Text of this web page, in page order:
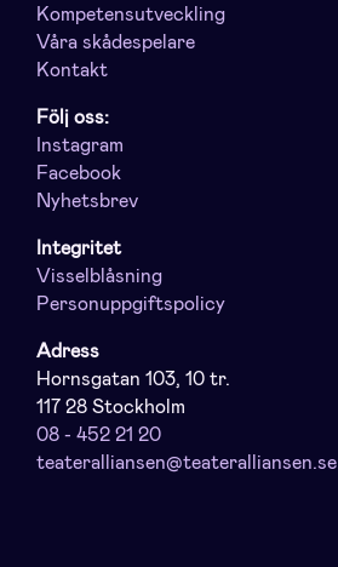
Kompetensutveckling
Våra skådespelare
Kontakt
Följ oss:
Instagram
Facebook
Nyhetsbrev
Integritet
Visselblåsning
Personuppgiftspolicy
Adress
Hornsgatan 103, 10 tr.
117 28 Stockholm
08 - 452 21 20
teateralliansen@teateralliansen.se